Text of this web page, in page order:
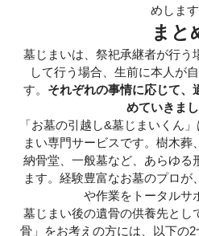
めします
まと
墓じまいは、祭祀承継者が行う
して行う場合、生前に本人が
す。 それぞれの事情に応じて、
めていきまし
「お墓の引越し&墓じまいくん
まい専門サービスです。樹木葬
納骨堂、一般墓など、あらゆる
ます。経験豊富なお墓のプロが
や作業をトータルサ
墓じまい後の遺骨の供養先とし
骨」をお考えの方には、以下の